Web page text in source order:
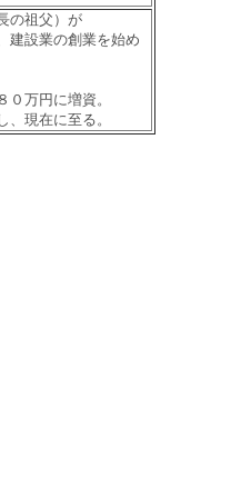
の祖父）が
建設業の創業を始め
万円に増資。
現在に至る。